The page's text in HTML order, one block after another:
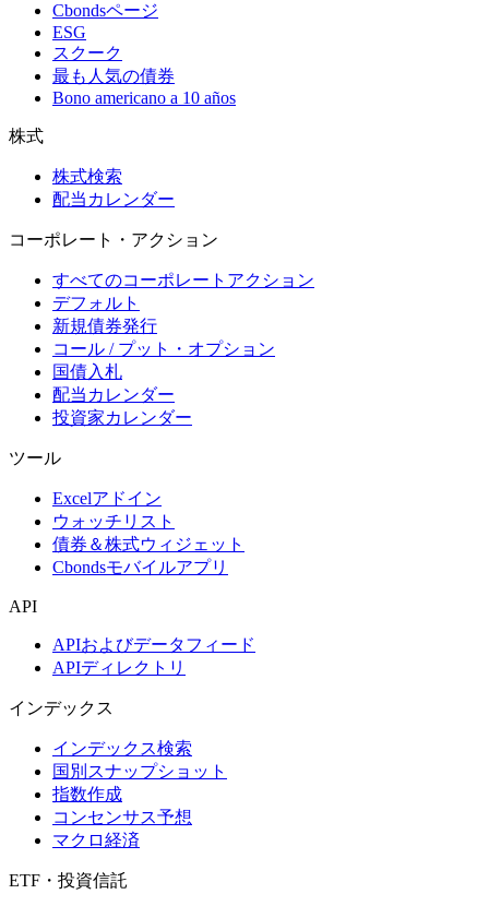
Cbondsページ
ESG
スクーク
最も人気の債券
Bono americano a 10 años
株式
株式検索
配当カレンダー
コーポレート・アクション
すべてのコーポレートアクション
デフォルト
新規債券発行
コール / プット・オプション
国債入札
配当カレンダー
投資家カレンダー
ツール
Excelアドイン
ウォッチリスト
債券＆株式ウィジェット
Cbondsモバイルアプリ
API
APIおよびデータフィード
APIディレクトリ
インデックス
インデックス検索
国別スナップショット
指数作成
コンセンサス予想
マクロ経済
ETF・投資信託